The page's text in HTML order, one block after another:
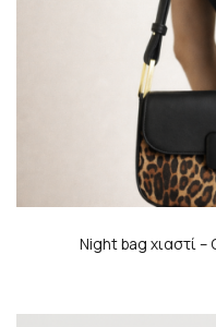
Night bag χιαστί –